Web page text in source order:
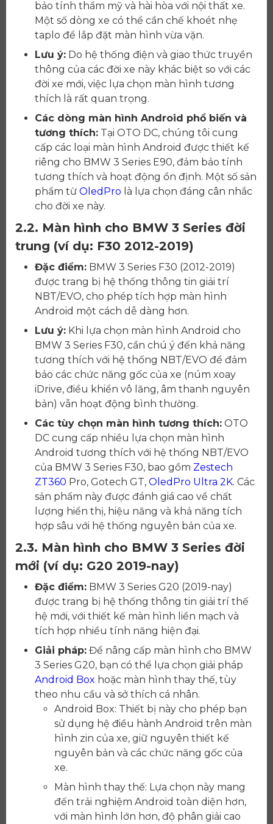
bảo tính thẩm mỹ và hài hòa với nội thất xe.
Một số dòng xe có thể cần chế khoét nhẹ
taplo để lắp đặt màn hình vừa vặn.
Lưu ý: Do hệ thống điện và giao thức truyền
thông của các đời xe này khác biệt so với các
đời xe mới, việc lựa chọn màn hình tương
thích là rất quan trọng.
Các dòng màn hình Android phổ biến và
tương thích: Tại OTO DC, chúng tôi cung
cấp các loại màn hình Android được thiết kế
riêng cho BMW 3 Series E90, đảm bảo tính
tương thích và hoạt động ổn định. Một số sản
phẩm từ OledPro là lựa chọn đáng cân nhắc
cho đời xe này.
2.2. Màn hình cho BMW 3 Series đời
trung (ví dụ: F30 2012-2019)
Đặc điểm: BMW 3 Series F30 (2012-2019)
được trang bị hệ thống thông tin giải trí
NBT/EVO, cho phép tích hợp màn hình
Android một cách dễ dàng hơn.
Lưu ý: Khi lựa chọn màn hình Android cho
BMW 3 Series F30, cần chú ý đến khả năng
tương thích với hệ thống NBT/EVO để đảm
bảo các chức năng gốc của xe (núm xoay
iDrive, điều khiển vô lăng, âm thanh nguyên
bản) vẫn hoạt động bình thường.
Các tùy chọn màn hình tương thích: OTO
DC cung cấp nhiều lựa chọn màn hình
Android tương thích với hệ thống NBT/EVO
của BMW 3 Series F30, bao gồm Zestech
ZT360 Pro, Gotech GT, OledPro Ultra 2K. Các
sản phẩm này được đánh giá cao về chất
lượng hiển thị, hiệu năng và khả năng tích
hợp sâu với hệ thống nguyên bản của xe.
2.3. Màn hình cho BMW 3 Series đời
mới (ví dụ: G20 2019-nay)
Đặc điểm: BMW 3 Series G20 (2019-nay)
được trang bị hệ thống thông tin giải trí thế
hệ mới, với thiết kế màn hình liền mạch và
tích hợp nhiều tính năng hiện đại.
Giải pháp: Để nâng cấp màn hình cho BMW
3 Series G20, bạn có thể lựa chọn giải pháp
Android Box hoặc màn hình thay thế, tùy
theo nhu cầu và sở thích cá nhân.
Android Box: Thiết bị này cho phép bạn
sử dụng hệ điều hành Android trên màn
hình zin của xe, giữ nguyên thiết kế
nguyên bản và các chức năng gốc của
xe.
Màn hình thay thế: Lựa chọn này mang
đến trải nghiệm Android toàn diện hơn,
với màn hình lớn hơn, độ phân giải cao